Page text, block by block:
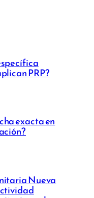
PRP?
exacta en
Nueva